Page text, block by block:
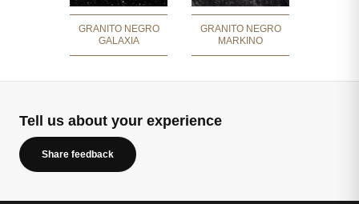
GRANITO NEGRO
GALAXIA
GRANITO NEGRO
MARKINO
Tell us about your experience
Share feedback